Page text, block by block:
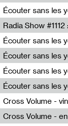
19, CRAC
Écouter sans les
Feriel Boushaki
Écouter sans les
Bettina Samson
Écouter sans les
Valentine Branca
Liza
Esther Meunier
Cross Volume -
Cross Volume -